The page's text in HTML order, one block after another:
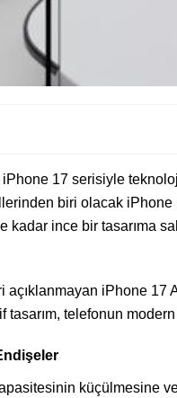
17 serisiyle
biri olacak iPhone
kadar ince bir tasarıma
açıklanmayan iPhone 17
telefonun
küçülmesine